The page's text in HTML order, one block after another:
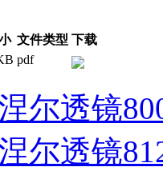
文件类型 下载
pdf
尔透镜
尔透镜